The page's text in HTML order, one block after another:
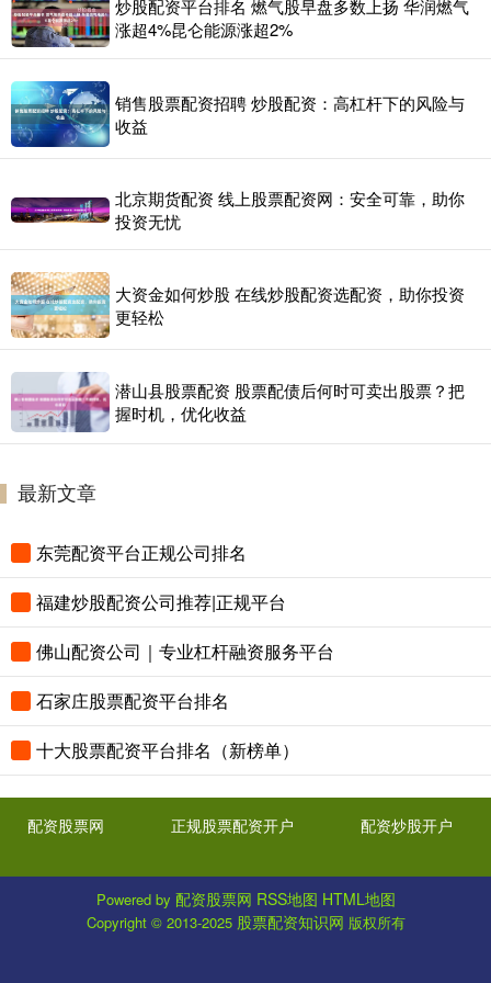
炒股配资平台排名 燃气股早盘多数上扬 华润燃气
涨超4%昆仑能源涨超2%
销售股票配资招聘 炒股配资：高杠杆下的风险与
收益
北京期货配资 线上股票配资网：安全可靠，助你
投资无忧
大资金如何炒股 在线炒股配资选配资，助你投资
更轻松
潜山县股票配资 股票配债后何时可卖出股票？把
握时机，优化收益
最新文章
东莞配资平台正规公司排名
福建炒股配资公司推荐|正规平台
佛山配资公司｜专业杠杆融资服务平台
石家庄股票配资平台排名
十大股票配资平台排名（新榜单）
配资股票网 正规股票配资开户 配资炒股开户
Powered by 配资股票网 RSS地图 HTML地图
Copyright © 2013-2025 股票配资知识网 版权所有